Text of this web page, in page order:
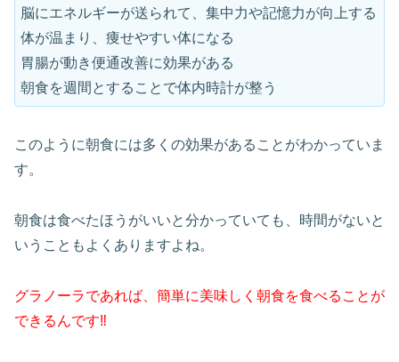
脳にエネルギーが送られて、集中力や記憶力が向上する
体が温まり、痩せやすい体になる
胃腸が動き便通改善に効果がある
朝食を週間とすることで体内時計が整う
このように朝食には多くの効果があることがわかっていま
す。
朝食は食べたほうがいいと分かっていても、時間がないと
いうこともよくありますよね。
グラノーラであれば、簡単に美味しく朝食を食べることが
できるんです‼